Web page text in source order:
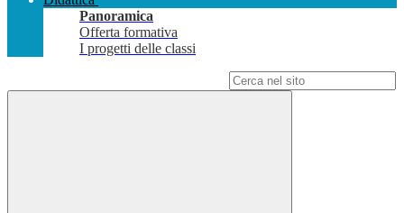
Panoramica
Offerta formativa
I progetti delle classi